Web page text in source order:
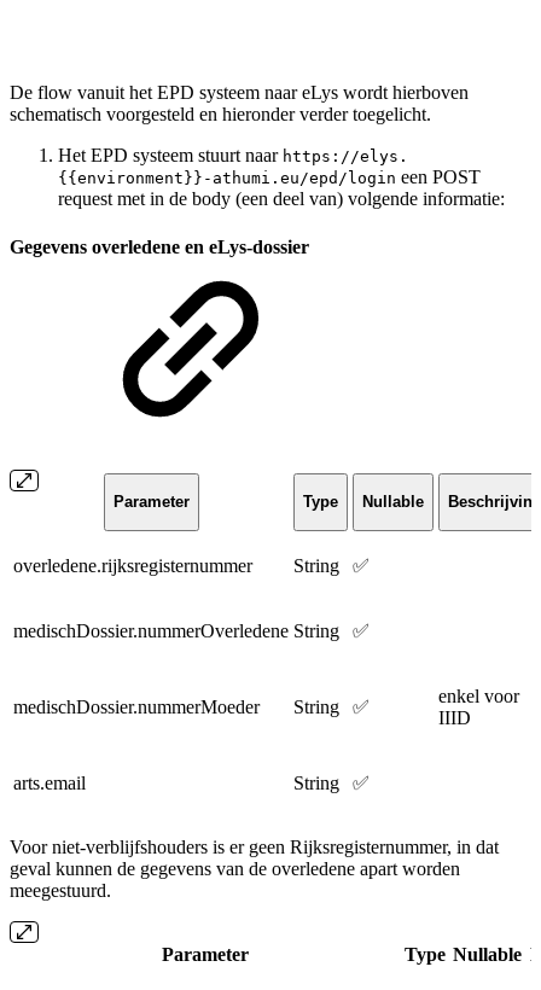
De flow vanuit het EPD systeem naar eLys wordt hierboven
schematisch voorgesteld en hieronder verder toegelicht.
Het EPD systeem stuurt naar https://elys.
{{environment}}-athumi.eu/epd/login een POST
request met in de body (een deel van) volgende informatie:
Gegevens overledene en eLys-dossier
Parameter Type Nullable Beschrijving
overledene.rijksregisternummer String ✅
medischDossier.nummerOverledene String ✅
medischDossier.nummerMoeder String ✅
enkel voor
IIID
arts.email String ✅
Voor niet-verblijfshouders is er geen Rijksregisternummer, in dat
geval kunnen de gegevens van de overledene apart worden
meegestuurd.
Parameter Type Nullable